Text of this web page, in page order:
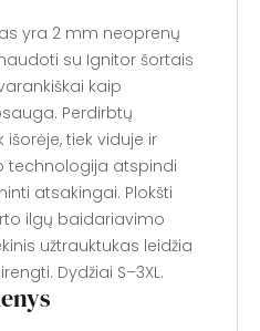
yra 2 mm neoprenų
su Ignitor šortais
kaip
Perdirbtų
tiek viduje ir
technologija atspindi
atsakingai. Plokšti
ilgų baidariavimo
užtrauktukas leidžia
Dydžiai S–3XL.